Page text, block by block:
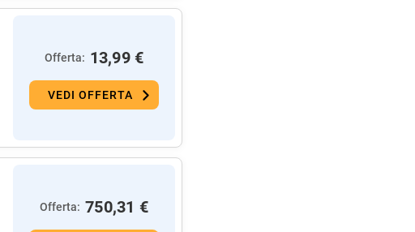
Offerta: 13,99 €
VEDI OFFERTA
Offerta: 750,31 €